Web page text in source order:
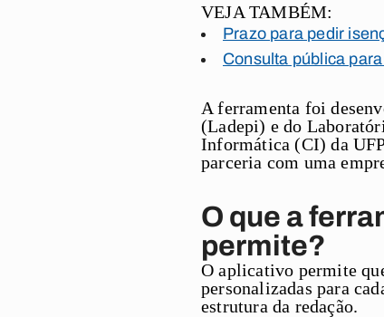
VEJA TAMBÉM:
Prazo para pedir
Consulta pública
A ferramenta foi
(Ladepi) e do
Informática (CI) da
parceria com uma
O que a
permite?
O aplicativo permite
personalizadas para
estrutura da redação.